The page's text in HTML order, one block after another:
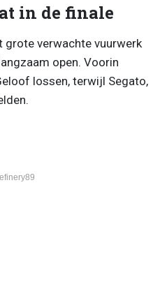
in de finale
grote verwachte vuurwerk
open. Voorin
lossen, terwijl Segato,